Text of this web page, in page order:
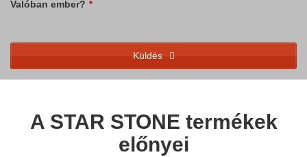
Valóban ember? *
Küldés
shouldA STAR STONE termékek
előnyei